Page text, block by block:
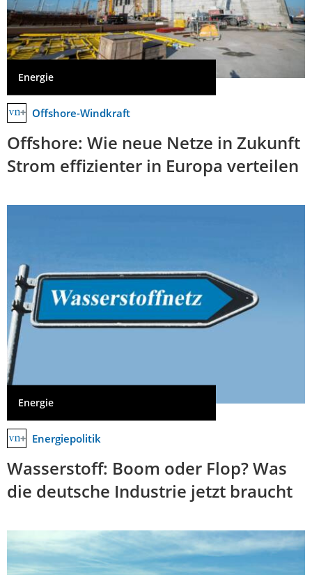
Energie
Offshore-Windkraft
Offshore: Wie neue Netze in Zukunft
Strom effizienter in Europa verteilen
Energie
Energiepolitik
Wasserstoff: Boom oder Flop? Was
die deutsche Industrie jetzt braucht